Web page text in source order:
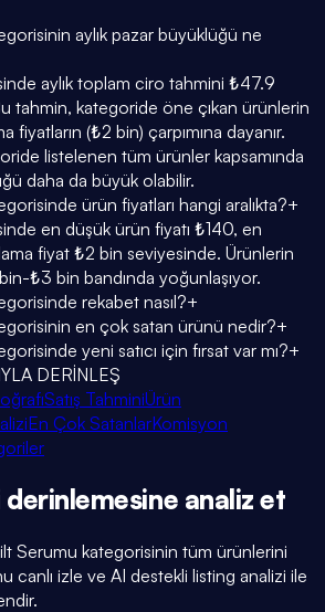
aylık pazar büyüklüğü ne
aylık toplam ciro tahmini ₺47.9
tahmin, kategoride öne çıkan ürünlerin
fiyatların (₺2 bin) çarpımına dayanır.
listelenen tüm ürünler kapsamında
daha da büyük olabilir.
ürün fiyatları hangi aralıkta?+
en düşük ürün fiyatı ₺140, en
fiyat ₺2 bin seviyesinde. Ürünlerin
₺3 bin bandında yoğunlaşıyor.
rekabet nasıl?+
en çok satan ürünü nedir?+
yeni satıcı için fırsat var mı?+
DERİNLEŞ
Satış TahminiÜrün
En Çok SatanlarKomisyon
derinlemesine analiz et
Serumu kategorisinin tüm ürünlerini
canlı izle ve AI destekli listing analizi ile